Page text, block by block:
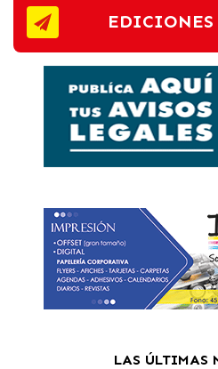
EDICIONES
LAS ÚLTIMAS